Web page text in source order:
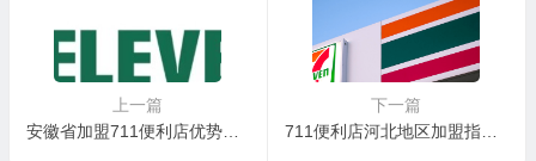
上一篇
安徽省加盟711便利店优势有哪些？适不适合做？有什么便利条件吗
下一篇
711便利店河北地区加盟指南：携手全球巨头，解锁创业新机遇